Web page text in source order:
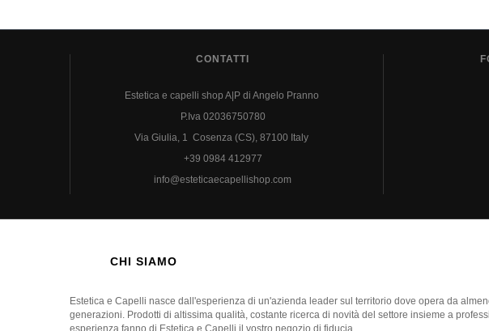
CONTATTI
Estetica e capelli shop A|P di Angelo Pranno
P.Iva 02036750780
Via Giulia, 1 Cosenza (CS), 87100 Italy
+39 0984 412977
info@esteticaecapellishop.com
CHI SIAMO
Estetica e Capelli nasce dall'esperienza di un'azienda leader sul territorio dove opera da
generazioni. Prodotti di altissima qualità, costante ricerca di novità del settore insieme a
esperienza fanno di Estetica e Capelli il vostro negozio di fiducia.